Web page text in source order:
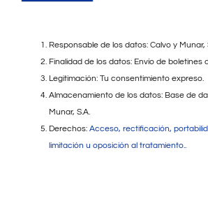
Responsable de los datos: Calvo y Munar,
Finalidad de los datos: Envío de boletines
Legitimación: Tu consentimiento expreso.
Almacenamiento de los datos: Base de
Munar, S.A.
Derechos: Acceso, rectificación,
limitación u oposición al tratamiento..